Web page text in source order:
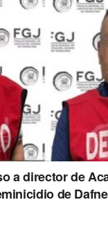
a director de
de Dafne